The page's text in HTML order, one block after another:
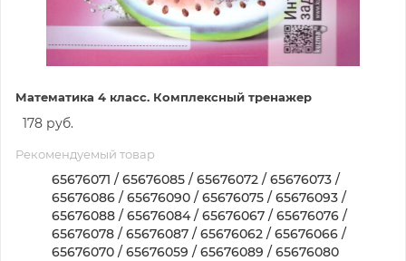
Математика 4 класс. Комплексный тренажер
178 руб.
Рекомендуемый товар
65676071 / 65676085 / 65676072 / 65676073 /
65676086 / 65676090 / 65676075 / 65676093 /
65676088 / 65676084 / 65676067 / 65676076 /
65676078 / 65676087 / 65676062 / 65676066 /
65676070 / 65676059 / 65676089 / 65676080